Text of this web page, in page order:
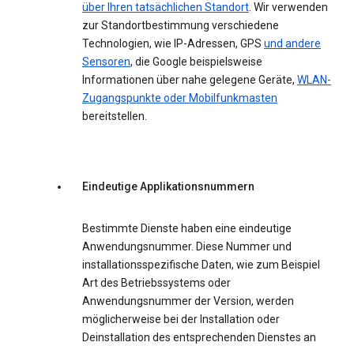
über Ihren tatsächlichen Standort. Wir verwenden
zur Standortbestimmung verschiedene
Technologien, wie IP-Adressen, GPS und andere
Sensoren, die Google beispielsweise
Informationen über nahe gelegene Geräte, WLAN-
Zugangspunkte oder Mobilfunkmasten
bereitstellen.
Eindeutige Applikationsnummern
Bestimmte Dienste haben eine eindeutige
Anwendungsnummer. Diese Nummer und
installationsspezifische Daten, wie zum Beispiel
Art des Betriebssystems oder
Anwendungsnummer der Version, werden
möglicherweise bei der Installation oder
Deinstallation des entsprechenden Dienstes an